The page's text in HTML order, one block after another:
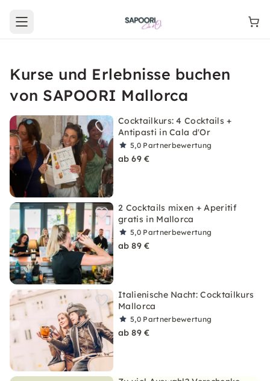
Open main menu
Kurse und Erlebnisse buchen
von SAPOORI Mallorca
Cocktailkurs: 4 Cocktails +
Antipasti in Cala d'Or
5,0 Partnerbewertung
ab 69 €
2 Cocktails mixen + Aperitif
gratis in Mallorca
5,0 Partnerbewertung
ab 89 €
Italienische Nacht: Cocktailkurs
Mallorca
5,0 Partnerbewertung
ab 89 €